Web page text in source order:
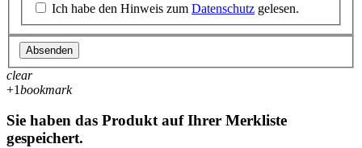
Ich habe den Hinweis zum Datenschutz gelesen.
Absenden
clear
+1bookmark
Sie haben das Produkt auf Ihrer Merkliste
gespeichert.